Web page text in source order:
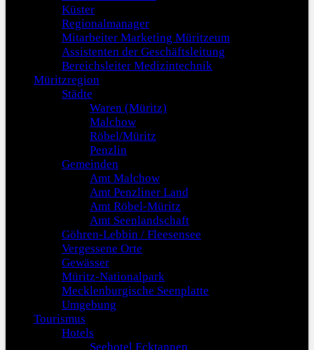
Küster
Regionalmanager
Mitarbeiter Marketing Müritzeum
Assistenten der Geschäftsleitung
Bereichsleiter Medizintechnik
Müritzregion
Städte
Waren (Müritz)
Malchow
Röbel/Müritz
Penzlin
Gemeinden
Amt Malchow
Amt Penzliner Land
Amt Röbel-Müritz
Amt Seenlandschaft
Göhren-Lebbin / Fleesensee
Vergessene Orte
Gewässer
Müritz-Nationalpark
Mecklenburgische Seenplatte
Umgebung
Tourismus
Hotels
Seehotel Ecktannen